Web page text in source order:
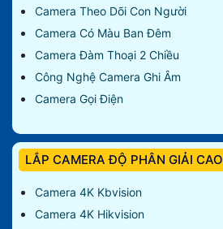
Camera Theo Dõi Con Người
Camera Có Màu Ban Đêm
Camera Đàm Thoại 2 Chiều
Công Nghệ Camera Ghi Âm
Camera Gọi Điện
LẮP CAMERA ĐỘ PHÂN GIẢI CAO
Camera 4K Kbvision
Camera 4K Hikvision